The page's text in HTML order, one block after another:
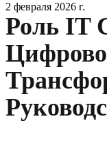
2 февраля 2026 г.
Роль IT